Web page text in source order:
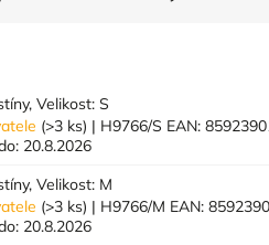
Velikost: S
(>3 ks) | H9766/S EAN:
20.8.2026
Velikost: M
(>3 ks) | H9766/M EAN:
20.8.2026